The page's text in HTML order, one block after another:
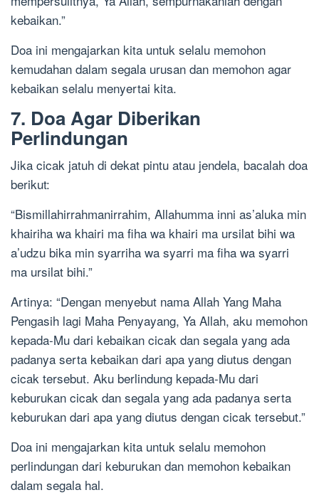
kebaikan.”
Doa ini mengajarkan kita untuk selalu memohon
kemudahan dalam segala urusan dan memohon agar
kebaikan selalu menyertai kita.
7. Doa Agar Diberikan
Perlindungan
Jika cicak jatuh di dekat pintu atau jendela, bacalah doa
berikut:
“Bismillahirrahmanirrahim, Allahumma inni as’aluka min
khairiha wa khairi ma fiha wa khairi ma ursilat bihi wa
a’udzu bika min syarriha wa syarri ma fiha wa syarri
ma ursilat bihi.”
Artinya: “Dengan menyebut nama Allah Yang Maha
Pengasih lagi Maha Penyayang, Ya Allah, aku memohon
kepada-Mu dari kebaikan cicak dan segala yang ada
padanya serta kebaikan dari apa yang diutus dengan
cicak tersebut. Aku berlindung kepada-Mu dari
keburukan cicak dan segala yang ada padanya serta
keburukan dari apa yang diutus dengan cicak tersebut.”
Doa ini mengajarkan kita untuk selalu memohon
perlindungan dari keburukan dan memohon kebaikan
dalam segala hal.